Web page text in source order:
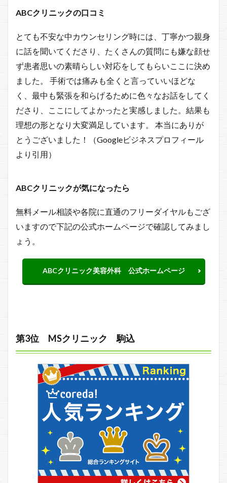
ABCクリニックの口コミ
とても不安な中カウンセリング時には、丁寧かつ親身
に話を聞いてくださり、たくさんの質問にも嫌な顔せ
ず患者思いの素晴らしい対応をしてもらいここに決め
ました。 手術では痛みも全くと言っていいほどな
く、最中も緊張を和らげるために色々なお話をしてく
ださり、ここにしてよかったと実感しました。結果も
理想の形となり大変満足しています。 本当にありが
とうございました！（Googleビジネスプロフィール
より引用）
ABCクリニックが気になったら
無料メール相談や各院に直通のフリーダイヤルもござ
いますので下記の公式ホームページで確認してみまし
ょう。
ABCクリニック美容外科 公式ホームページ
第3位 MSクリニック 駒込